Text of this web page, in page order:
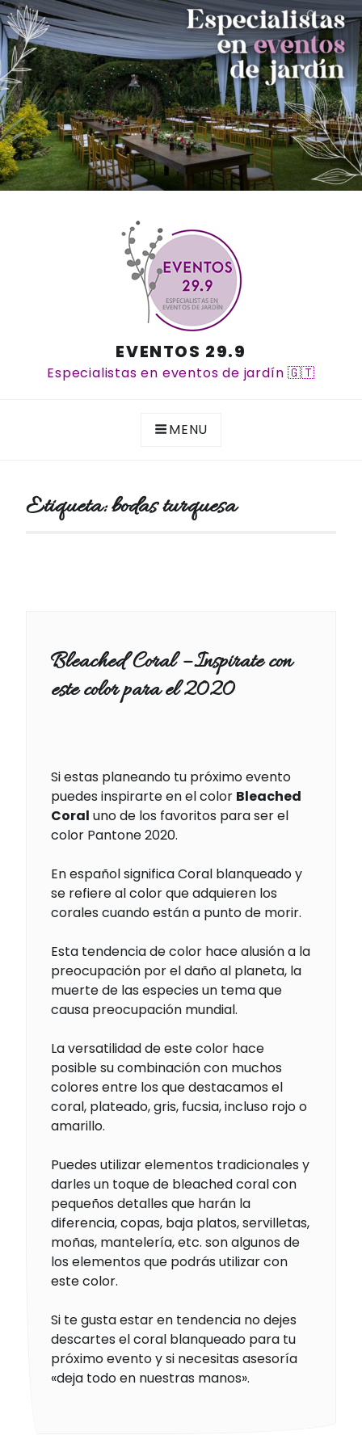
EVENTOS 29.9
Especialistas en eventos de jardín 🇬🇹
MENU
Etiqueta:bodas turquesa
Bleached Coral – Inspirate con
este color para el 2020
Si estas planeando tu próximo evento
puedes inspirarte en el color Bleached
Coral uno de los favoritos para ser el
color Pantone 2020.
En español significa Coral blanqueado y
se refiere al color que adquieren los
corales cuando están a punto de morir.
Esta tendencia de color hace alusión a la
preocupación por el daño al planeta, la
muerte de las especies un tema que
causa preocupación mundial.
La versatilidad de este color hace
posible su combinación con muchos
colores entre los que destacamos el
coral, plateado, gris, fucsia, incluso rojo o
amarillo.
Puedes utilizar elementos tradicionales y
darles un toque de bleached coral con
pequeños detalles que harán la
diferencia, copas, baja platos, servilletas,
moñas, mantelería, etc. son algunos de
los elementos que podrás utilizar con
este color.
Si te gusta estar en tendencia no dejes
descartes el coral blanqueado para tu
próximo evento y si necesitas asesoría
«deja todo en nuestras manos».